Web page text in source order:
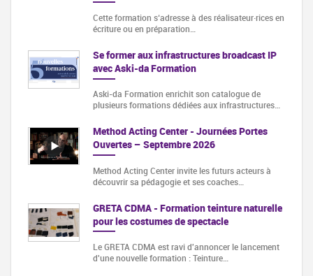
Cette formation s‘adresse à des réalisateur·rices en
écriture ou en préparation…
Se former aux infrastructures broadcast IP
avec Aski-da Formation
Aski-da Formation enrichit son catalogue de
plusieurs formations dédiées aux infrastructures…
Method Acting Center - Journées Portes
Ouvertes – Septembre 2026
Method Acting Center invite les futurs acteurs à
découvrir sa pédagogie et ses coaches…
GRETA CDMA - Formation teinture naturelle
pour les costumes de spectacle
Le GRETA CDMA est ravi d'annoncer le lancement
d'une nouvelle formation : Teinture…